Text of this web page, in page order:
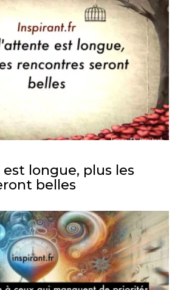
est longue, plus les
belles